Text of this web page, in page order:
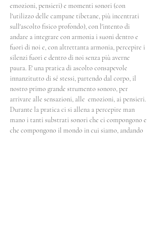
emozioni, pensieri) e momenti sonori (con
l'utilizzo delle campane tibetane, più incentrati
sull'ascolto fisico profondo), con l'intento di
andare a integrare con armonia i suoni dentro e
fuori di noi e, con altrettanta armonia, percepire i
silenzi fuori e dentro di noi senza più averne
paura. E' una pratica di ascolto consapevole
innanzitutto di sé stessi, partendo dal corpo, il
nostro primo grande strumento sonoro, per
arrivare alle sensazioni, alle  emozioni, ai pensieri.
Durante la pratica ci si allena a percepire man
mano i tanti substrati sonori che ci compongono e
che compongono il mondo in cui siamo, andando